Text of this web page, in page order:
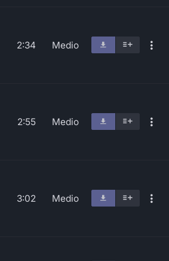
2:34 Medio
2:55 Medio
3:02 Medio